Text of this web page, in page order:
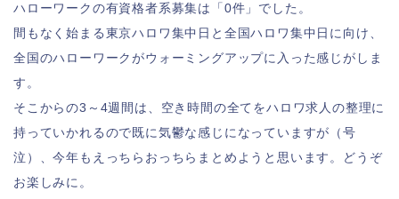
ハローワークの有資格者系募集は「0件」でした。
間もなく始まる東京ハロワ集中日と全国ハロワ集中日に向け、
全国のハローワークがウォーミングアップに入った感じがしま
す。
そこからの3～4週間は、空き時間の全てをハロワ求人の整理に
持っていかれるので既に気鬱な感じになっていますが（号
泣 ）、今年もえっちらおっちらまとめようと思います。どうぞ
お楽しみに。